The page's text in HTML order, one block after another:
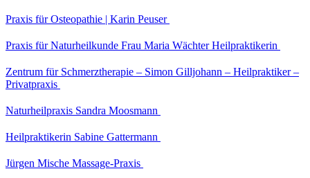
Praxis für Osteopathie | Karin Peuser
Praxis für Naturheilkunde Frau Maria Wächter Heilpraktikerin
Zentrum für Schmerztherapie – Simon Gilljohann – Heilpraktiker –
Privatpraxis
Naturheilpraxis Sandra Moosmann
Heilpraktikerin Sabine Gattermann
Jürgen Mische Massage-Praxis